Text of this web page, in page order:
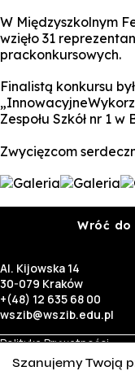
W Międzyszkolnym
wzięło 31
prackonkursowych.
Finalistą konkursu
Zespołu Szkół nr 1 w
Zwycięzcom
Wróć
Al. Kijowska 14
30-079 Kraków
+(48) 12 635 68 00
wszib@wszib.edu.pl
Polityka Prywatności
RODO
Szanujemy Twoją